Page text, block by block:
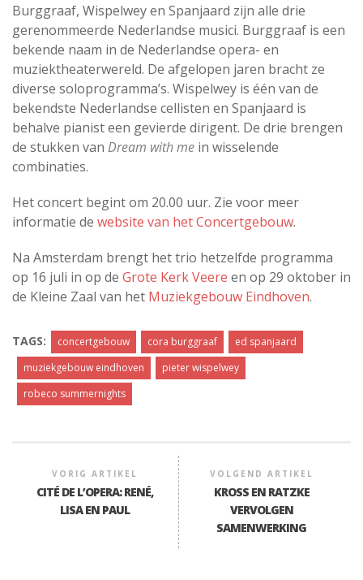
Burggraaf, Wispelwey en Spanjaard zijn alle drie
gerenommeerde Nederlandse musici. Burggraaf is een
bekende naam in de Nederlandse opera- en
muziektheaterwereld. De afgelopen jaren bracht ze
diverse soloprogramma’s. Wispelwey is één van de
bekendste Nederlandse cellisten en Spanjaard is
behalve pianist een gevierde dirigent. De drie brengen
de stukken van Dream with me in wisselende
combinaties.
Het concert begint om 20.00 uur. Zie voor meer
informatie de website van het Concertgebouw.
Na Amsterdam brengt het trio hetzelfde programma
op 16 juli in op de Grote Kerk Veere en op 29 oktober in
de Kleine Zaal van het Muziekgebouw Eindhoven.
TAGS: concertgebouw cora burggraaf
ed spanjaard
muziekgebouw eindhoven
pieter wispelwey
robeco summernights
VORIG ARTIKEL
CITÉ DE L’OPERA: RENÉ,
LISA EN PAUL
VOLGEND ARTIKEL
KROSS EN RATZKE
VERVOLGEN
SAMENWERKING